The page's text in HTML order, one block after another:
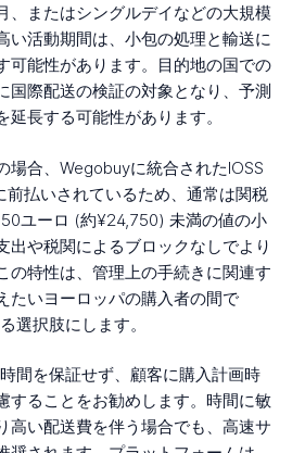
、またはシングルデイなどの大規模
い活動期間は、小包の処理と輸送に
可能性があります。目的地の国での
国際配送の検証の対象となり、予測
長する可能性があります。
場合、Wegobuyに統合されたIOSS
前払いされているため、通常は関税
ユーロ (約¥24,750) 未満の値の小
出や税関によるブロックなしでより
の特性は、管理上の手続きに関連す
たいヨーロッパの購入者の間で
選択肢にします。
間を保証せず、顧客に購入計画時
することをお勧めします。時間に敏
高い配送費を伴う場合でも、高速サ